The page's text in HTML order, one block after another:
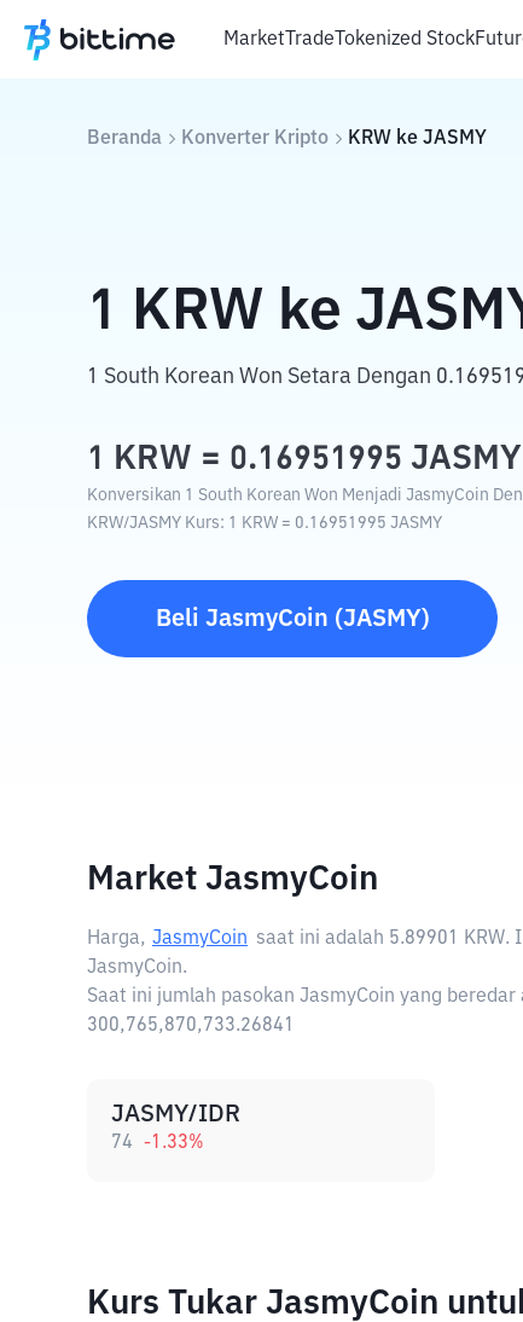
MarketTradeTokenized Stock
Beranda Konverter Kripto KRW ke JASMY
1 KRW ke
1 South Korean Won Setara Dengan
1 KRW = 0.16951995 JASMY
Konversikan 1 South Korean Won Menjadi JasmyCoin
KRW/JASMY Kurs: 1 KRW = 0.16951995 JASMY
Beli JasmyCoin (JASMY)
Market JasmyCoin
Harga, JasmyCoin saat ini adalah 5.89901 KRW.
JasmyCoin.
Saat ini jumlah pasokan JasmyCoin yang
300,765,870,733.26841
JASMY/IDR
74 -1.33%
Kurs Tukar JasmyCoin